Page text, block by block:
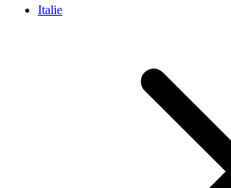
Italie